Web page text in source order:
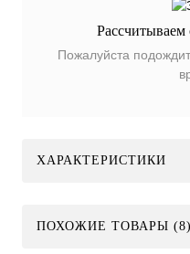
Рассчитываем
Пожалуйста
ХАРАКТЕРИСТИКИ
ПОХОЖИЕ ТОВАРЫ (8)